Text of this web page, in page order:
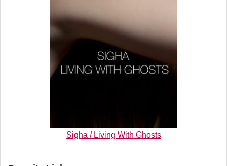
Sigha / Living With Ghosts